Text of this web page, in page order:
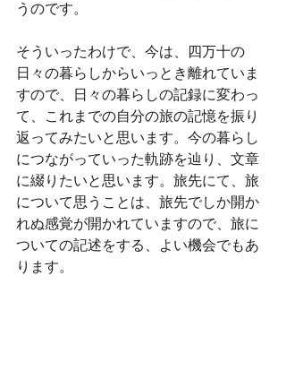
うのです。
そういったわけで、今は、四万十の
日々の暮らしからいっとき離れていま
すので、日々の暮らしの記録に変わっ
て、これまでの自分の旅の記憶を振り
返ってみたいと思います。今の暮らし
につながっていった軌跡を辿り、文章
に綴りたいと思います。旅先にて、旅
について思うことは、旅先でしか開か
れぬ感覚が開かれていますので、旅に
ついての記述をする、よい機会でもあ
ります。